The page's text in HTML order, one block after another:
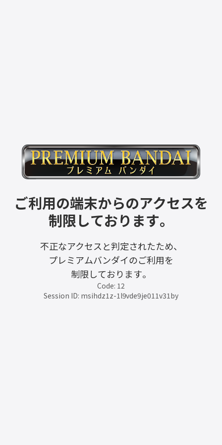
ご利用の端末からのアクセスを
制限しております。
不正なアクセスと判定されたため、
プレミアムバンダイのご利用を
制限しております。
Code: 12
Session ID: msihdz1z-1l9vde9je011v31by